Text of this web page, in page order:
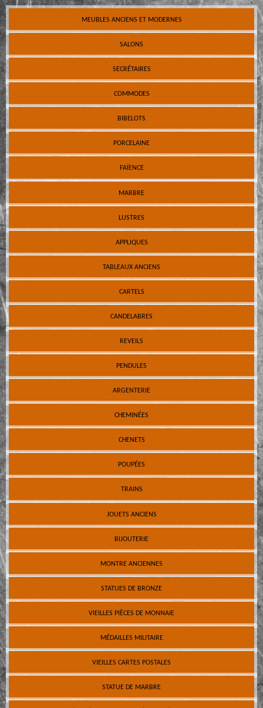
MEUBLES ANCIENS ET MODERNES
SALONS
SECRÉTAIRES
COMMODES
BIBELOTS
PORCELAINE
FAÏENCE
MARBRE
LUSTRES
APPLIQUES
TABLEAUX ANCIENS
CARTELS
CANDELABRES
REVEILS
PENDULES
ARGENTERIE
CHEMINÉES
CHENETS
POUPÉES
TRAINS
JOUETS ANCIENS
BIJOUTERIE
MONTRE ANCIENNES
STATUES DE BRONZE
VIEILLES PIÈCES DE MONNAIE
MÉDAILLES MILITAIRE
VIEILLES CARTES POSTALES
STATUE DE MARBRE